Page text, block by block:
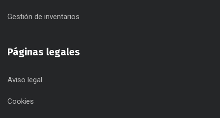
Gestión de inventarios
Páginas legales
Aviso legal
Cookies